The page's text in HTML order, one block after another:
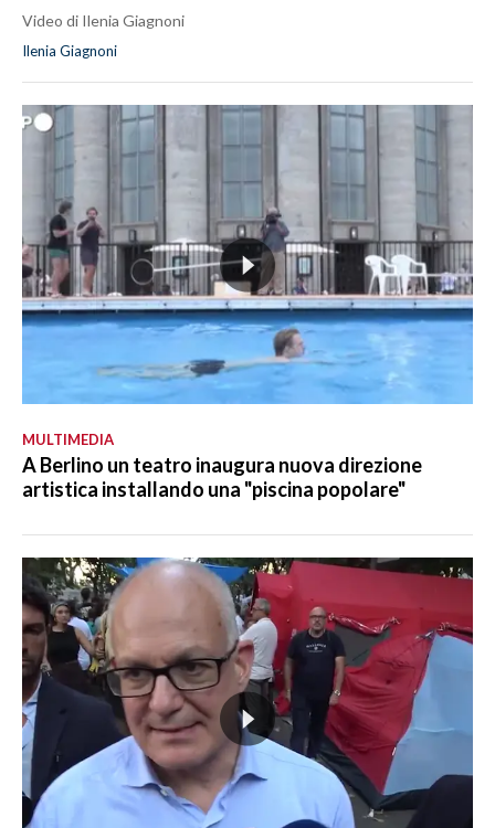
Video di Ilenia Giagnoni
Ilenia Giagnoni
MULTIMEDIA
A Berlino un teatro inaugura nuova direzione
artistica installando una "piscina popolare"